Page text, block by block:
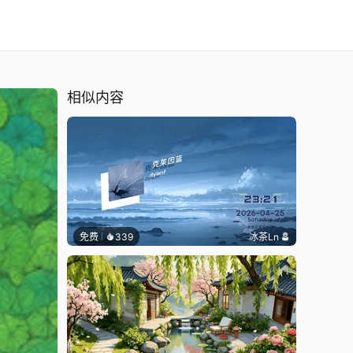
相似内容
免费 339 冰茶Ln